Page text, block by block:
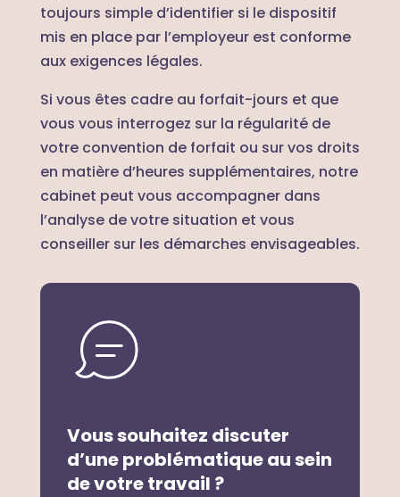
toujours simple d’identifier si le dispositif
mis en place par l’employeur est conforme
aux exigences légales.
Si vous êtes cadre au forfait-jours et que
vous vous interrogez sur la régularité de
votre convention de forfait ou sur vos droits
en matière d’heures supplémentaires, notre
cabinet peut vous accompagner dans
l’analyse de votre situation et vous
conseiller sur les démarches envisageables.
Vous souhaitez discuter
d’une problématique au sein
de votre travail ?